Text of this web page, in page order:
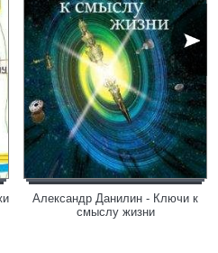
Александр Данилин - Ключи к
смыслу жизни